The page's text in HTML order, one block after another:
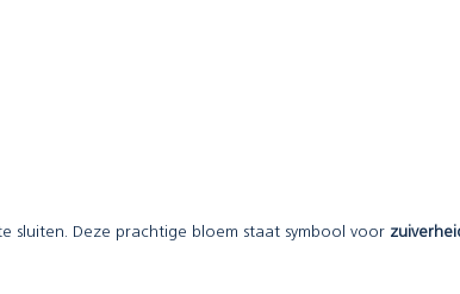
Deze prachtige bloem staat symbool voor